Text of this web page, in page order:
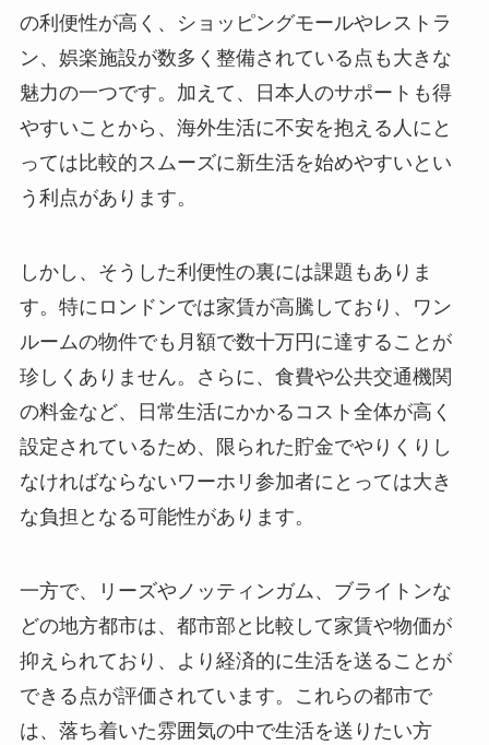
の利便性が高く、ショッピングモールやレストラ
ン、娯楽施設が数多く整備されている点も大きな
魅力の一つです。加えて、日本人のサポートも得
やすいことから、海外生活に不安を抱える人にと
っては比較的スムーズに新生活を始めやすいとい
う利点があります。
しかし、そうした利便性の裏には課題もありま
す。特にロンドンでは家賃が高騰しており、ワン
ルームの物件でも月額で数十万円に達することが
珍しくありません。さらに、食費や公共交通機関
の料金など、日常生活にかかるコスト全体が高く
設定されているため、限られた貯金でやりくりし
なければならないワーホリ参加者にとっては大き
な負担となる可能性があります。
一方で、リーズやノッティンガム、ブライトンな
どの地方都市は、都市部と比較して家賃や物価が
抑えられており、より経済的に生活を送ることが
できる点が評価されています。これらの都市で
は、落ち着いた雰囲気の中で生活を送りたい方